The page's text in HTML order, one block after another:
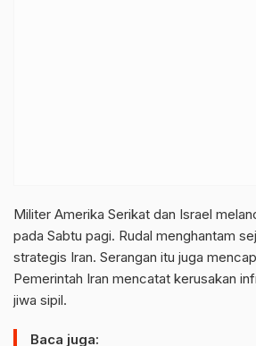
Militer Amerika Serikat dan Israel
pada Sabtu pagi. Rudal menghantam
strategis Iran. Serangan itu juga
Pemerintah Iran mencatat kerusakan
jiwa sipil.
Baca juga: